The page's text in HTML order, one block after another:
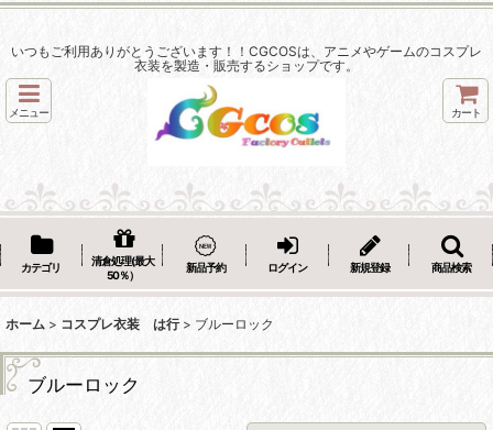
いつもご利用ありがとうございます！！CGCOSは、アニメやゲームのコスプレ
衣装を製造・販売するショップです。
メニュー カート
カテゴリ
清倉処理(最大
50％）
新品予約 ログイン 新規登録 商品検索
ホーム > コスプレ衣装 は行 > ブルーロック
ブルーロック